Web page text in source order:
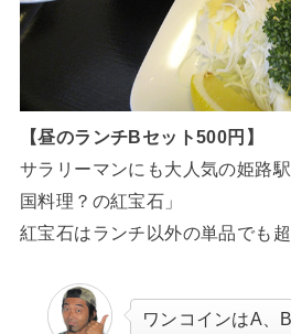
【昼のランチBセット500円】
サラリーマンにも大人気の姫路
国料理？の紅宝石」
紅宝石はランチ以外の単品でも
ワンコインはA、